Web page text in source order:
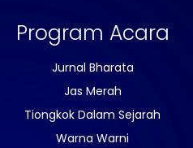
Program Acara
Jurnal Bharata
Jas Merah
Tiongkok Dalam Sejarah
Warna Warni